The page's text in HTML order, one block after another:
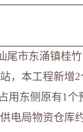
尾市东涌镇桂竹
，本工程新增2
用东侧原有1个
电局物资仓库